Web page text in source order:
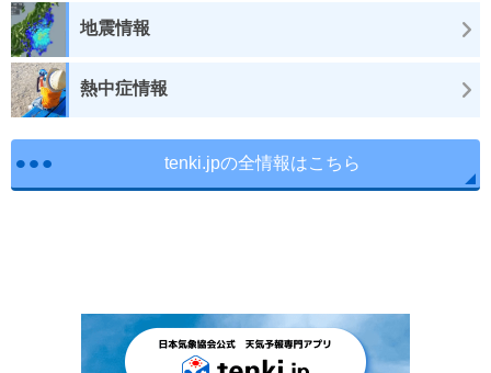
地震情報
熱中症情報
tenki.jpの全情報はこちら